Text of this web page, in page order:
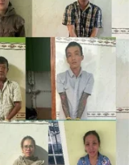
đội nghỉ hưu. (Ảnh
Nhân dân, Ủy
Tổ quốc Việt
tổ chức Lễ trao
một số cựu